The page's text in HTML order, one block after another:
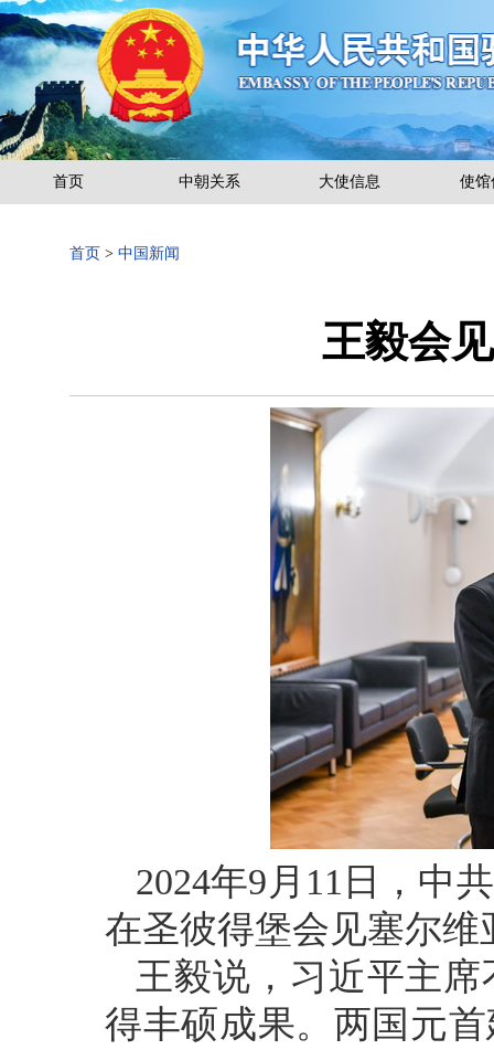
首页 中朝关系 大使信息 使馆
首页 > 中国新闻
王毅会
2024年9月11日，中
在圣彼得堡会见塞尔维
王毅说，习近平主
得丰硕成果。两国元